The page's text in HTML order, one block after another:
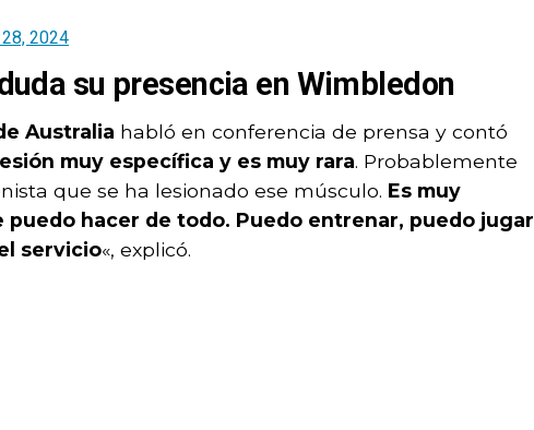
2024
su presencia en Wimbledon
Australia habló en conferencia de prensa y contó
muy específica y es muy rara. Probablemente
que se ha lesionado ese músculo. Es muy
hacer de todo. Puedo entrenar, puedo jugar
servicio«, explicó.